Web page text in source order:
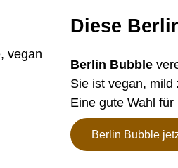
Diese
Berlin Bubble
Sie ist vegan,
Eine gute Wahl
Berlin Bubble